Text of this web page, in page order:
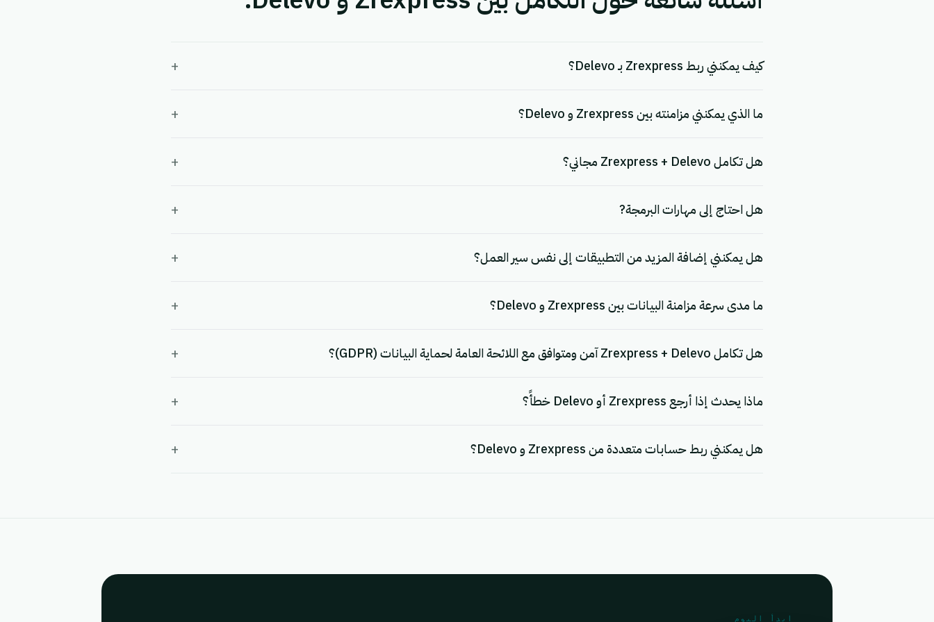
كيف يمكنني ربط Zrexpress بـ Delevo؟ +
ما الذي يمكنني مزامنته بين Zrexpress و Delevo؟ +
هل تكامل Zrexpress + Delevo مجاني؟ +
هل احتاج إلى مهارات البرمجة? +
هل يمكنني إضافة المزيد من التطبيقات إلى نفس سير العمل؟ +
ما مدى سرعة مزامنة البيانات بين Zrexpress و Delevo؟ +
هل تكامل Zrexpress + Delevo آمن ومتوافق مع اللائحة العامة لحماية البيانات (GDPR)؟ +
ماذا يحدث إذا أرجع Zrexpress أو Delevo خطأً؟ +
هل يمكنني ربط حسابات متعددة من Zrexpress و Delevo؟ +
ابدأ اليوم